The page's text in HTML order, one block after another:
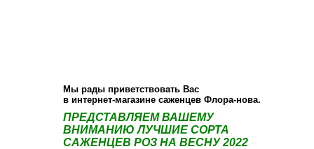
Мы рады приветствовать Вас
в интернет-магазине саженцев Флора-нова.
ПРЕДСТАВЛЯЕМ ВАШЕМУ
ВНИМАНИЮ ЛУЧШИЕ СОРТА
САЖЕНЦЕВ РОЗ НА ВЕСНУ 2022